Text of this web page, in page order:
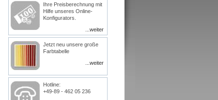
Ihre Preisberechnung mit
Hilfe unseres Online-
Konfigurators.
...weiter
Jetzt neu unsere große
Farbtabelle
...weiter
Hotline:
+49-89 - 462 05 236